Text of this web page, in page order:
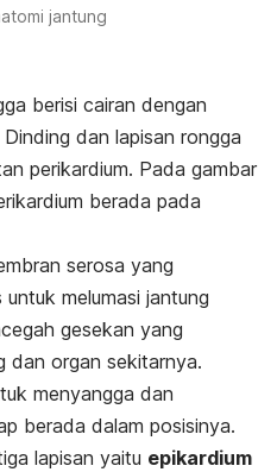
jantung
berisi cairan dengan
dan lapisan rongga
perikardium. Pada gambar
berada pada
serosa yang
melumasi jantung
gesekan yang
dan organ sekitarnya.
menyangga dan
berada dalam posisinya.
lapisan yaitu epikardium